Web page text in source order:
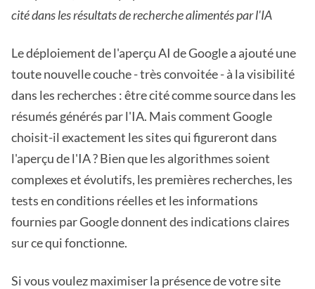
cité dans les résultats de recherche alimentés par l'IA
Le déploiement de l'aperçu AI de Google a ajouté une
toute nouvelle couche - très convoitée - à la visibilité
dans les recherches : être cité comme source dans les
résumés générés par l'IA. Mais comment Google
choisit-il exactement les sites qui figureront dans
l'aperçu de l'IA ? Bien que les algorithmes soient
complexes et évolutifs, les premières recherches, les
tests en conditions réelles et les informations
fournies par Google donnent des indications claires
sur ce qui fonctionne.
Si vous voulez maximiser la présence de votre site